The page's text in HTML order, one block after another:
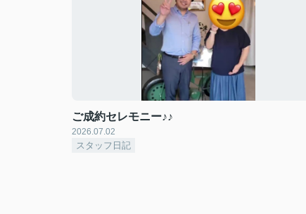
ご成約セレモニー♪♪
2026.07.02
スタッフ日記